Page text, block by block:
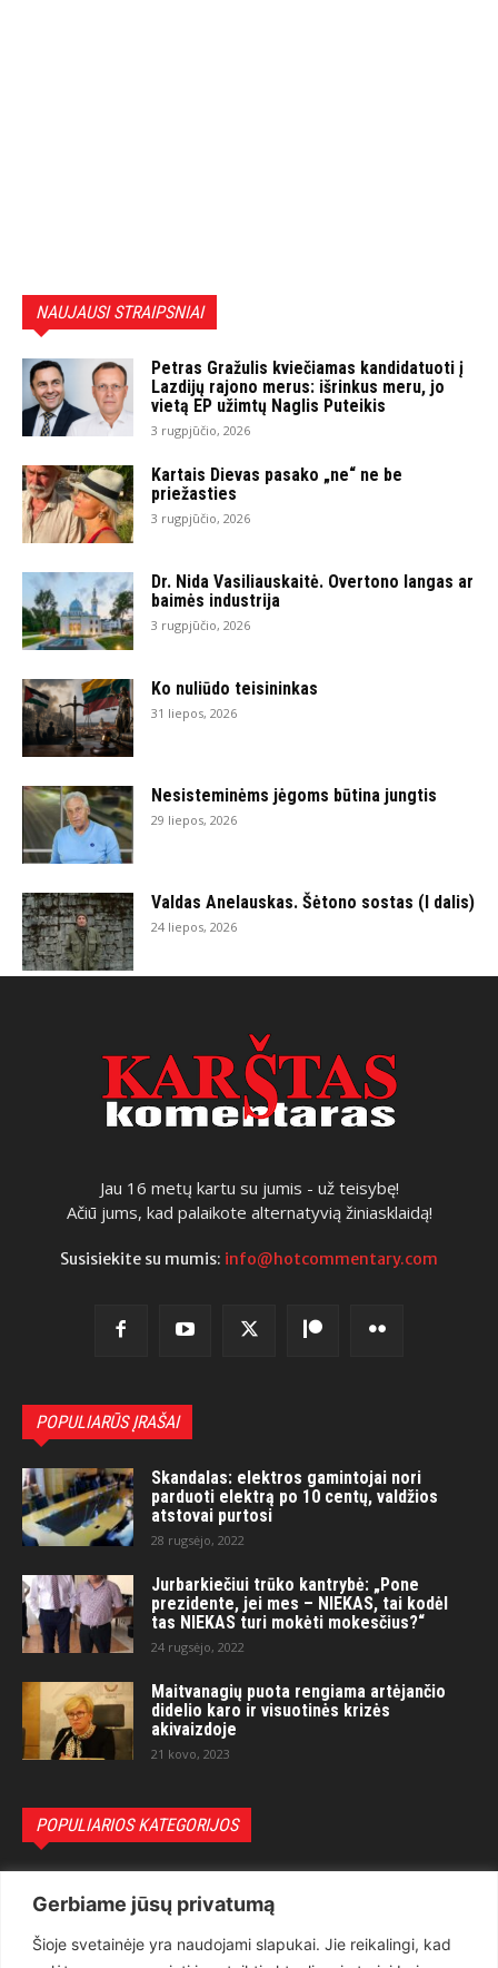
Gerbiame jūsų privatumą
Šioje svetainėje yra naudojami slapukai. Jie reikalingi, kad
NAUJAUSI STRAIPSNIAI
Petras Gražulis kviečiamas kandidatuoti į
Lazdijų rajono merus: išrinkus meru, jo
vietą EP užimtų Naglis Puteikis
3 rugpjūčio, 2026
Kartais Dievas pasako „ne“ ne be
priežasties
3 rugpjūčio, 2026
Dr. Nida Vasiliauskaitė. Overtono langas ar
baimės industrija
3 rugpjūčio, 2026
Ko nuliūdo teisininkas
31 liepos, 2026
Nesisteminėms jėgoms būtina jungtis
29 liepos, 2026
Valdas Anelauskas. Šėtono sostas (I dalis)
24 liepos, 2026
Jau 16 metų kartu su jumis - už teisybę!
Ačiū jums, kad palaikote alternatyvią žiniasklaidą!
Susisiekite su mumis: info@hotcommentary.com
POPULIARŪS ĮRAŠAI
Skandalas: elektros gamintojai nori
parduoti elektrą po 10 centų, valdžios
atstovai purtosi
28 rugsėjo, 2022
Jurbarkiečiui trūko kantrybė: „Pone
prezidente, jei mes – NIEKAS, tai kodėl
tas NIEKAS turi mokėti mokesčius?“
24 rugsėjo, 2022
Maitvanagių puota rengiama artėjančio
didelio karo ir visuotinės krizės
akivaizdoje
21 kovo, 2023
POPULIARIOS KATEGORIJOS
Teisėsauga
1497